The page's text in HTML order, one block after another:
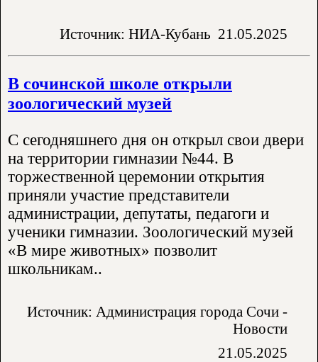
Источник: НИА-Кубань 21.05.2025
В сочинской школе открыли
зоологический музей
С сегодняшнего дня он открыл свои двери
на территории гимназии №44. В
торжественной церемонии открытия
приняли участие представители
администрации, депутаты, педагоги и
ученики гимназии. Зоологический музей
«В мире животных» позволит
школьникам..
Источник: Администрация города Сочи -
Новости
21.05.2025